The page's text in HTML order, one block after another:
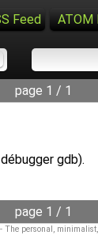
Feed ATOM
page 1 / 1
gdb).
page 1 / 1
- The personal,